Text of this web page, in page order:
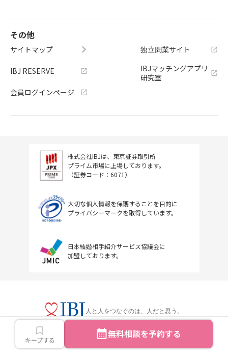
キープする 無料相談を予約する
その他
サイトマップ
IBJ RESERVE
会員ログインページ
独立開業サイト
IBJマッチングアプリ
研究室
株式会社IBJは、東京証券取引所
プライム市場に上場しております。
（証券コード：6071）
大切な個人情報を保護することを目的に
プライバシーマークを取得しています。
日本結婚相手紹介サービス協議会に
加盟しております。
人と人をつなぐのは、人だと思う。